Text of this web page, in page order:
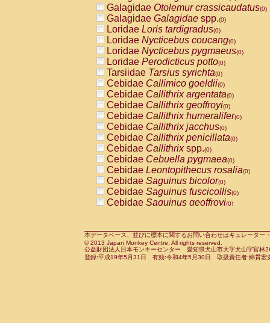
AtelidaeAteles paniscus(0)
AtelidaeAtelesspp.(0)
Atelidae Lagothrix lagothricha
AtelidaeLagothrix lagothricha cana
PitheciidaeCacajao calvus
PitheciidaeCallicebus cupreus
PitheciidaeCallicebus donacophilus
PitheciidaeCallicebus moloch
PitheciidaeCallicebus torquatus
PitheciidaeCallicebusspp.(0)
PitheciidaeChiropotes satanas(0)
PitheciidaePithecia monachus
PitheciidaePithecia pithecia(0)
CercopithecidaeCercocebus agilis
CercopithecidaeCercocebus
CercopithecidaeCercocebus
CercopithecidaeCercocebus
CercopithecidaeCercocebus
CercopithecidaeCercocebushybrid
CercopithecidaePapio anubis(0)
CercopithecidaePapio cynocephalus
CercopithecidaePapio hamadryas(0)
Galagidae Otolemur crassicaudatus(0)
Galagidae Galagidae spp.(0)
Loridae Loris tardigradus(0)
Loridae Nycticebus coucang(0)
Loridae Nycticebus pygmaeus(0)
Loridae Perodicticus potto(0)
Tarsiidae Tarsius syrichta(0)
Cebidae Callimico goeldii(0)
Cebidae Callithrix argentata(0)
Cebidae Callithrix geoffroyi(0)
Cebidae Callithrix humeralifer(0)
Cebidae Callithrix jacchus(0)
Cebidae Callithrix penicillata(0)
Cebidae Callithrixspp.(0)
Cebidae Cebuella pygmaea(0)
Cebidae Leontopithecus rosalia(0)
Cebidae Saguinus bicolor(0)
Cebidae Saguinus fuscicollis(0)
Cebidae Saguinus geoffroyi(0)
CebidaeSaguinus leucopus(0)
CebidaeSaguinus midas(0)
Cebidae Saguinus mystax(0)
本データベース、並びに標本に関するお問い合わせはキュレータ
© 2013 Japan Monkey Centre. All rights reserved.
公益財団法人日本モンキーセンター 愛知県犬山市大字犬山字官
登録:平成19年5月31日 有効:令和4年5月30日 取扱責任者:綿貫宏